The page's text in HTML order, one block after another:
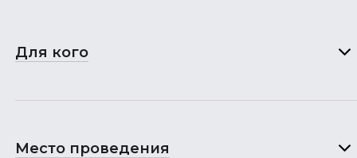
Для кого
Место проведения